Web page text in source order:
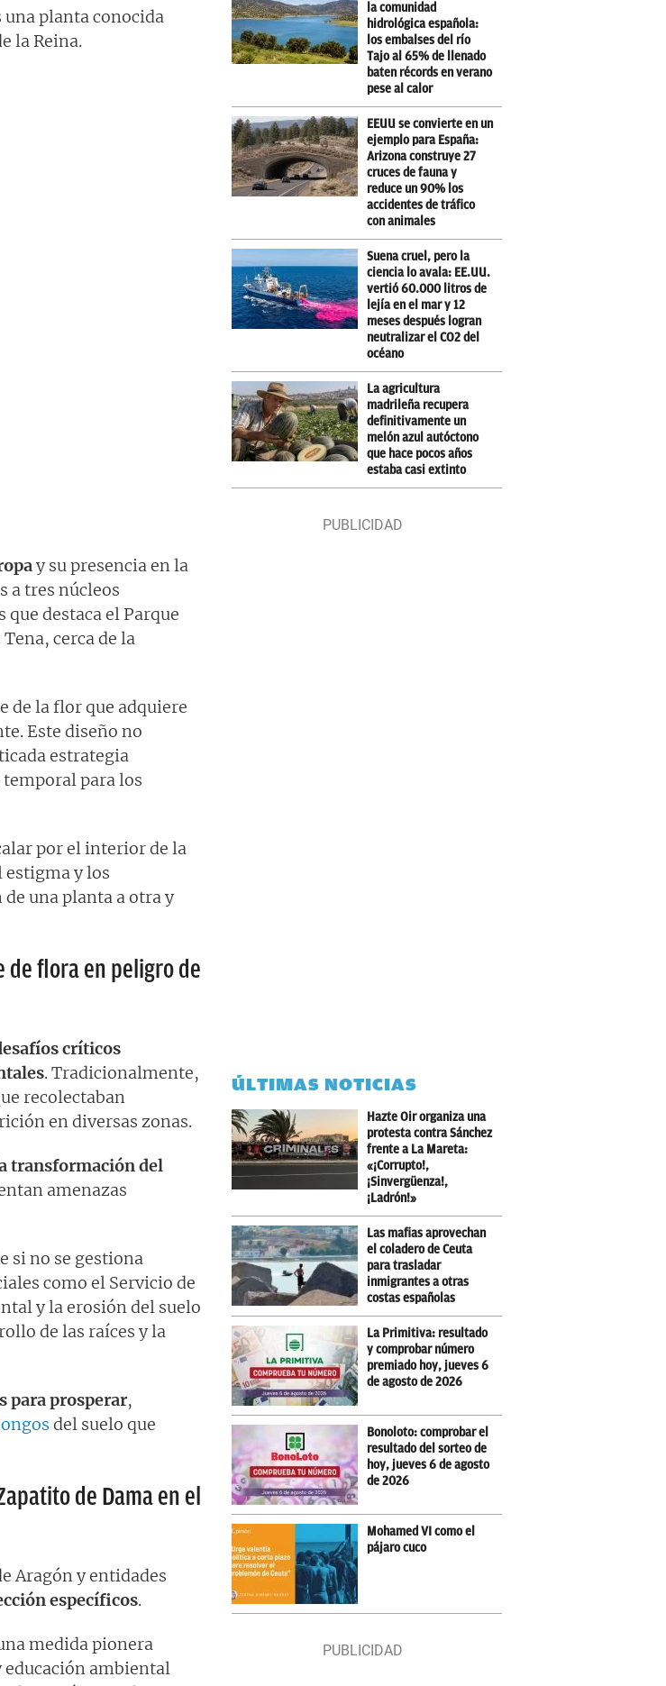
una planta conocida
la Reina.
y su presencia en la
a tres núcleos
destaca el Parque
cerca de la
de la flor que adquiere
Este diseño no
estrategia
para los
por el interior de la
estigma y los
una planta a otra y
de flora en peligro de
críticos
. Tradicionalmente,
recolectaban
en diversas zonas.
transformación del
amenazas
si no se gestiona
como el Servicio de
y la erosión del suelo
de las raíces y la
para prosperar,
del suelo que
de Dama en el
Aragón y entidades
específicos.
medida pionera
ambiental
la comunidad
hidrológica española:
los embalses del río
Tajo al 65% de llenado
baten récords en verano
pese al calor
EEUU se convierte en un
ejemplo para España:
Arizona construye 27
cruces de fauna y
reduce un 90% los
accidentes de tráfico
con animales
Suena cruel, pero la
ciencia lo avala: EE.UU.
vertió 60.000 litros de
lejía en el mar y 12
meses después logran
neutralizar el CO2 del
océano
La agricultura
madrileña recupera
definitivamente un
melón azul autóctono
que hace pocos años
estaba casi extinto
ÚLTIMAS NOTICIAS
Hazte Oir organiza una
protesta contra Sánchez
frente a La Mareta:
«¡Corrupto!,
¡Sinvergüenza!,
¡Ladrón!»
Las mafias aprovechan
el coladero de Ceuta
para trasladar
inmigrantes a otras
costas españolas
La Primitiva: resultado
y comprobar número
premiado hoy, jueves 6
de agosto de 2026
Bonoloto: comprobar el
resultado del sorteo de
hoy, jueves 6 de agosto
de 2026
Mohamed VI como el
pájaro cuco